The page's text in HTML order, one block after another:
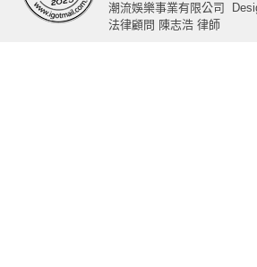
潮流娛樂事業有限公司
法律顧問 陳志浩 律師